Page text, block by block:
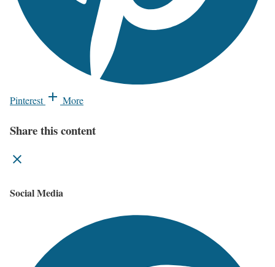
Pinterest More
Share this content
Social Media